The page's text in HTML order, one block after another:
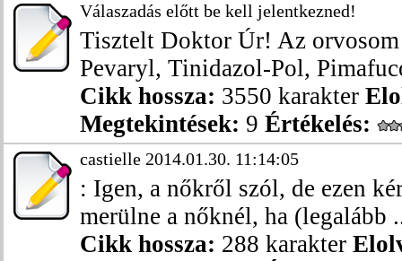
Válaszadás előtt be kell jelentkezned!
Tisztelt Doktor Úr! Az
Pevaryl, Tinidazol-Pol,
Cikk hossza: 3550 karakter
Megtekintések: 9 Értékelés:
castielle 2014.01.30. 11:14:05
: Igen, a nőkről szól, de ezen
merülne a nőknél, ha (legalább
Cikk hossza: 288 karakter